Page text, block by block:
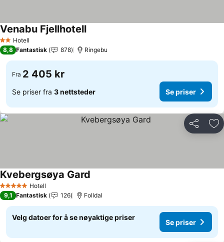
2 Stjerner
Hotell
Venabu Fjellhotell
8,8 Fantastisk 878 Ringebu
Fra 2 405 kr
Se priser fra 3 nettsteder Se priser
Del
5 Stjerner Hotell
Kvebergsøya Gard
9,1 Fantastisk 126 Folldal
Velg datoer for å se nøyaktige priser
Se priser